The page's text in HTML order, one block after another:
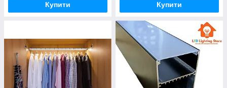
Купити Купити